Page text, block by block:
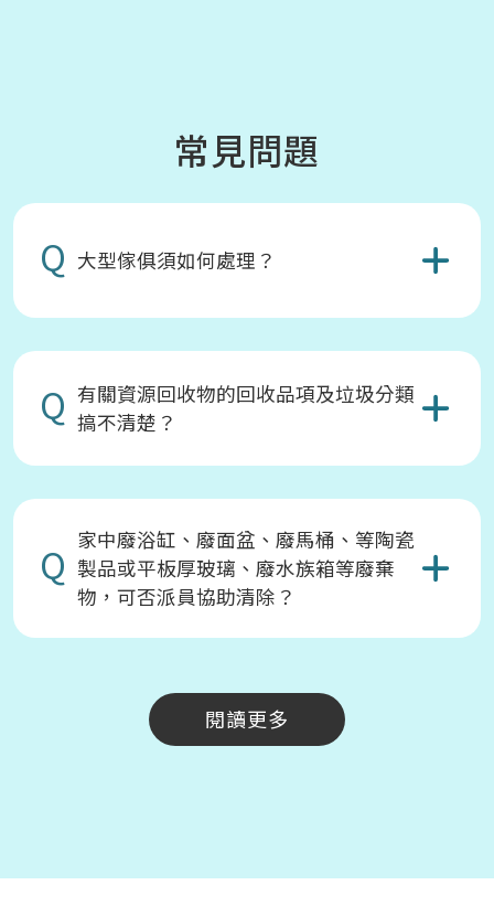
常見問題
Q 大型傢俱須如何處理？
Q 有關資源回收物的回收品項及垃圾分類
搞不清楚？
Q 家中廢浴缸、廢面盆、廢馬桶、等陶瓷
製品或平板厚玻璃、廢水族箱等廢棄
物，可否派員協助清除？
閱讀更多